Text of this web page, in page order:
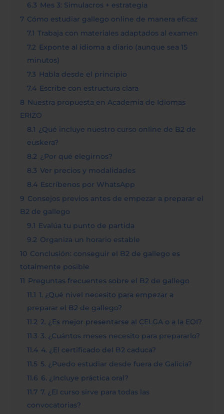
6.3 Mes 3: Simulacros + estrategia
7 Cómo estudiar gallego online de manera eficaz
7.1 Trabaja con materiales adaptados al examen
7.2 Exponte al idioma a diario (aunque sea 15
minutos)
7.3 Habla desde el principio
7.4 Escribe con estructura clara
8 Nuestra propuesta en Academia de Idiomas
ERIZO
8.1 ¿Qué incluye nuestro curso online de B2 de
euskera?
8.2 ¿Por qué elegirnos?
8.3 Ver precios y modalidades
8.4 Escríbenos por WhatsApp
9 Consejos previos antes de empezar a preparar el
B2 de gallego
9.1 Evalúa tu punto de partida
9.2 Organiza un horario estable
10 Conclusión: conseguir el B2 de gallego es
totalmente posible
11 Preguntas frecuentes sobre el B2 de gallego
11.1 1. ¿Qué nivel necesito para empezar a
preparar el B2 de gallego?
11.2 2. ¿Es mejor presentarse al CELGA o a la EOI?
11.3 3. ¿Cuántos meses necesito para prepararlo?
11.4 4. ¿El certificado del B2 caduca?
11.5 5. ¿Puedo estudiar desde fuera de Galicia?
11.6 6. ¿Incluye práctica oral?
11.7 7. ¿El curso sirve para todas las
convocatorias?